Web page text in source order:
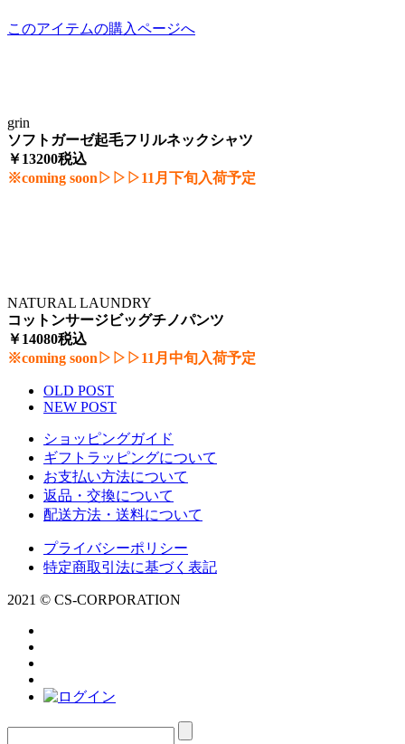
このアイテムの購入ページへ
grin
ソフトガーゼ起毛フリルネックシャツ
￥13200税込
※coming soon▷▷▷11月下旬入荷予定
NATURAL LAUNDRY
コットンサージビッグチノパンツ
￥14080税込
※coming soon▷▷▷11月中旬入荷予定
OLD POST
NEW POST
ショッピングガイド
ギフトラッピングについて
お支払い方法について
返品・交換について
配送方法・送料について
プライバシーポリシー
特定商取引法に基づく表記
2021 © CS-CORPORATION